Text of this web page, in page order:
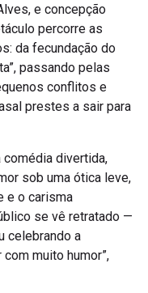
e concepção
percorre as
da fecundação do
passando pelas
conflitos e
prestes a sair para
comédia divertida,
sob uma ótica leve,
e o carisma
se vê retratado —
celebrando a
muito humor”,